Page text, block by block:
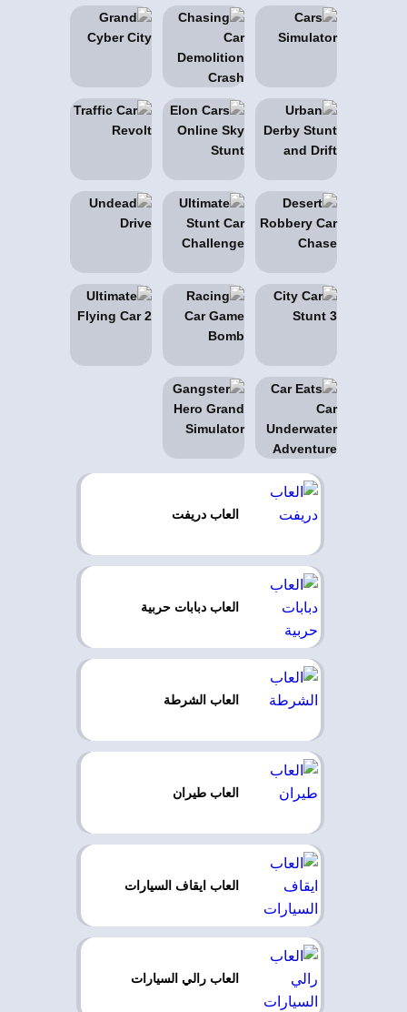
العاب دريفت
العاب دبابات حربية
العاب الشرطة
العاب طيران
العاب ايقاف السيارات
العاب رالي السيارات